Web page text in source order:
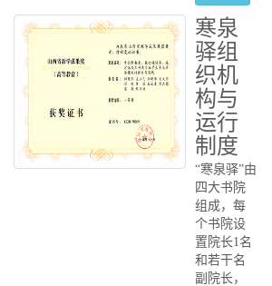
寒泉
驿组
织机
构与
运行
制度
“寒泉驿”由
四大书院
组成，每
个书院设
置院长1名
和若干名
副院长，